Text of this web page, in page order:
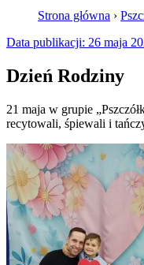
Strona główna ›
Data publikacji: 26 maja
Dzień Rodziny
21 maja w grupie
recytowali, śpiewali i